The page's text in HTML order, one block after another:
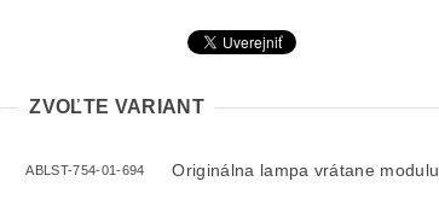
ZVOĽTE VARIANT
ABLST-754-01-694 Originálna lampa vrátane modulu